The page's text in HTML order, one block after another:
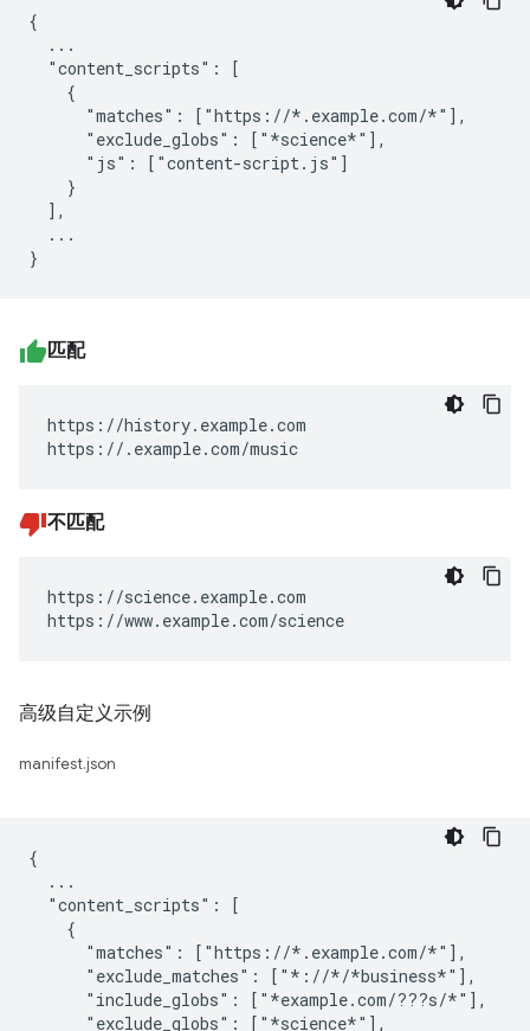
{
  ...
  "content_scripts": [
    {
      "matches": ["https://*.example.com/*"],
      "exclude_globs": ["*science*"],
      "js": ["content-script.js"]
    }
  ],
  ...
匹配
https://history.example.com
https://.example.com/music
不匹配
https://science.example.com
https://www.example.com/science
高级自定义示例
manifest.json
{
  ...
  "content_scripts": [
    {
      "matches": ["https://*.example.com/*"],
      "exclude_matches": ["*://*/*business*"],
      "include_globs": ["*example.com/???s/*"],
      "exclude_globs": ["*science*"],